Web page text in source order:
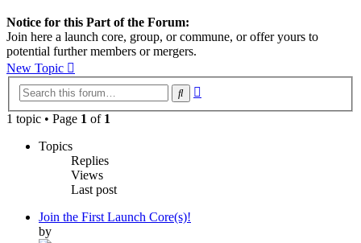
Notice for this Part of the Forum:
Join here a launch core, group, or commune, or offer yours to
potential further members or mergers.
New Topic
Search
1 topic • Page 1 of 1
Topics
Replies
Views
Last post
Join the First Launch Core(s)!
by